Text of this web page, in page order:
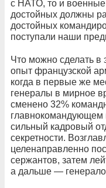
с НАТО, то и
достойных должны
достойных
поступали наши
Что можно сделать в
опыт французской
когда в первые же
генералы в мирное
сменено 32%
сильный кадровый
секретности.
целенаправленно
сержантов, затем
а дальше —